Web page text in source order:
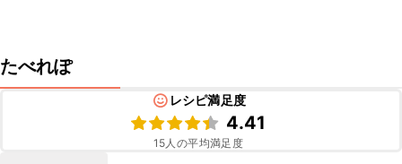
たべれぽ
レシピ満足度
4.41
15人の平均満足度